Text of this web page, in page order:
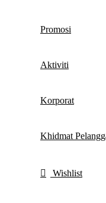
Promosi
Aktiviti
Korporat
Khidmat
Wishlist